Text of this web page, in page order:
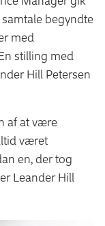
begyndte
med
stilling med
Hill Petersen
af at være
været
en, der tog
Leander Hill